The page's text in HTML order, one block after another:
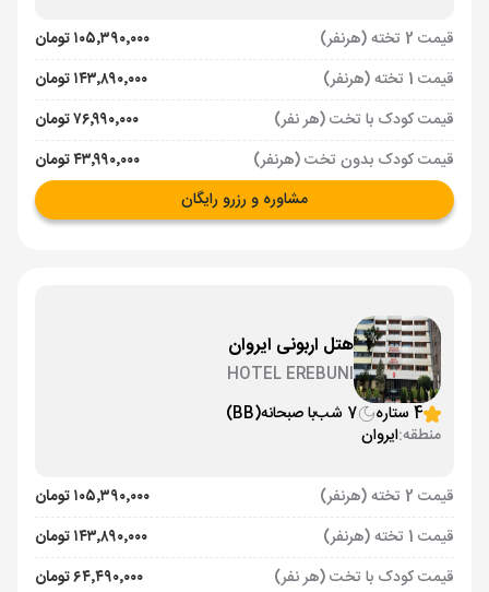
قیمت 2 تخته (هرنفر)
۱۰۵٬۳۹۰٬۰۰۰ تومان
قیمت 1 تخته (هرنفر)
۱۴۳٬۸۹۰٬۰۰۰ تومان
قیمت کودک با تخت (هر نفر)
۷۶٬۹۹۰٬۰۰۰ تومان
قیمت کودک بدون تخت (هرنفر)
۴۳٬۹۹۰٬۰۰۰ تومان
مشاوره و رزرو رایگان
هتل اربونی ایروان
HOTEL EREBUNI
4 ستاره
7 شب با صبحانه(BB)
منطقه:ایروان
قیمت 2 تخته (هرنفر)
۱۰۵٬۳۹۰٬۰۰۰ تومان
قیمت 1 تخته (هرنفر)
۱۴۳٬۸۹۰٬۰۰۰ تومان
قیمت کودک با تخت (هر نفر)
۶۴٬۴۹۰٬۰۰۰ تومان